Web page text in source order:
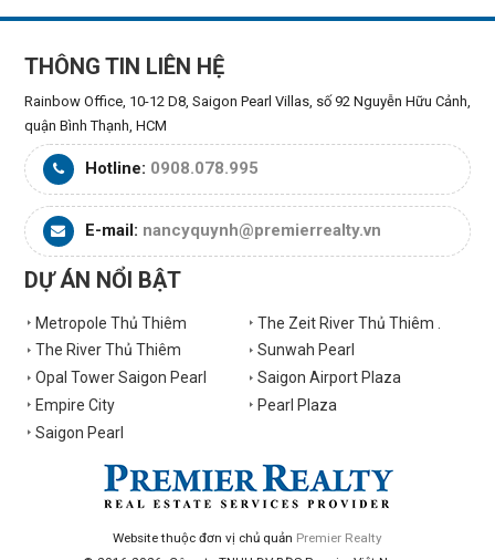
THÔNG TIN LIÊN HỆ
Rainbow Office, 10-12 D8, Saigon Pearl Villas, số 92 Nguyễn Hữu Cảnh,
quận Bình Thạnh, HCM
Hotline: 0908.078.995
E-mail: nancyquynh@premierrealty.vn
DỰ ÁN NỔI BẬT
Metropole Thủ Thiêm
The Zeit River Thủ Thiêm .
The River Thủ Thiêm
Sunwah Pearl
Opal Tower Saigon Pearl
Saigon Airport Plaza
Empire City
Pearl Plaza
Saigon Pearl
Website thuộc đơn vị chủ quản Premier Realty